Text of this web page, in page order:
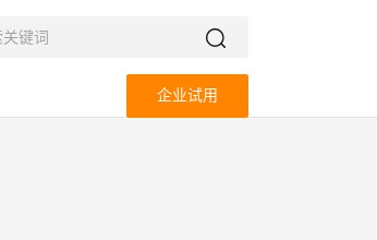
企业试用